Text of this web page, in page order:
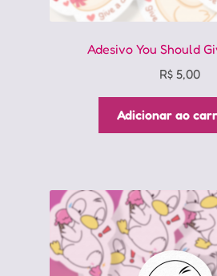
Adesivo You Should
R$5,00
Adicionar ao